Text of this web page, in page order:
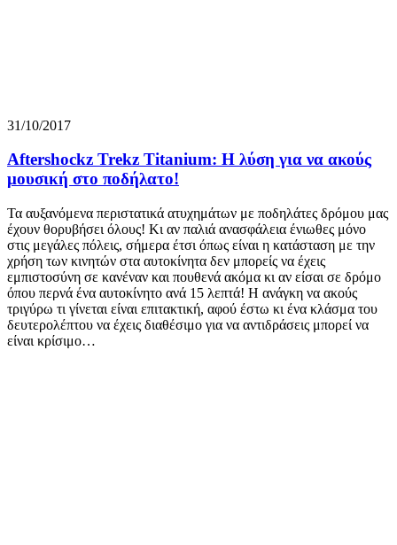
31/10/2017
Aftershockz Trekz Titanium: Η λύση για να ακούς
μουσική στο ποδήλατο!
Τα αυξανόμενα περιστατικά ατυχημάτων με ποδηλάτες δρόμου μας
έχουν θορυβήσει όλους! Κι αν παλιά ανασφάλεια ένιωθες μόνο
στις μεγάλες πόλεις, σήμερα έτσι όπως είναι η κατάσταση με την
χρήση των κινητών στα αυτοκίνητα δεν μπορείς να έχεις
εμπιστοσύνη σε κανέναν και πουθενά ακόμα κι αν είσαι σε δρόμο
όπου περνά ένα αυτοκίνητο ανά 15 λεπτά! Η ανάγκη να ακούς
τριγύρω τι γίνεται είναι επιτακτική, αφού έστω κι ένα κλάσμα του
δευτερολέπτου να έχεις διαθέσιμο για να αντιδράσεις μπορεί να
είναι κρίσιμο…